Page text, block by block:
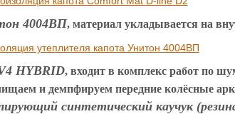
4004ВП, материал укладывается на
HYBRID, входит в комплекс работ по
и демпфируем передние колёсные
синтетический каучук